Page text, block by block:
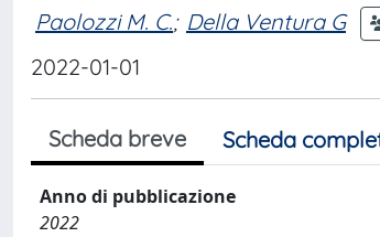
Paolozzi M. C.; Della Ventura G
2022-01-01
Scheda breve Scheda
Anno di pubblicazione
2022